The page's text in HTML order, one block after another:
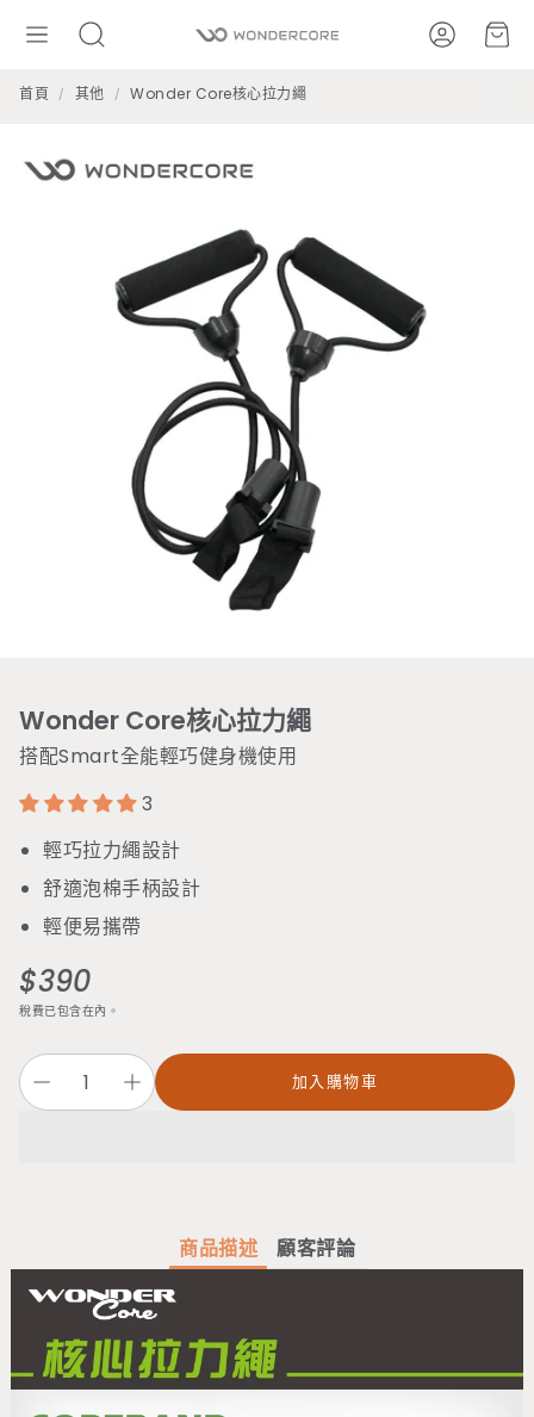
搜
帳號 購
首頁 其他 Wonder Core核心拉力繩
Wonder Core核心拉力繩
搭配Smart全能輕巧健身機使用
3
輕巧拉力繩設計
舒適泡棉手柄設計
輕便易攜帶
定
價
$390
稅費已包含在內。
加入購物車
商品描述 顧客評論